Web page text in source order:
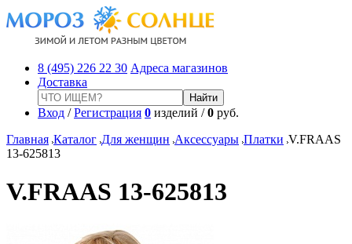
8 (495) 226 22 30 Адреса магазинов
Доставка
Вход /Регистрация 0 изделий /0 руб.
Главная Каталог Для женщин Аксессуары Платки V.FRAAS
13-625813
V.FRAAS 13-625813